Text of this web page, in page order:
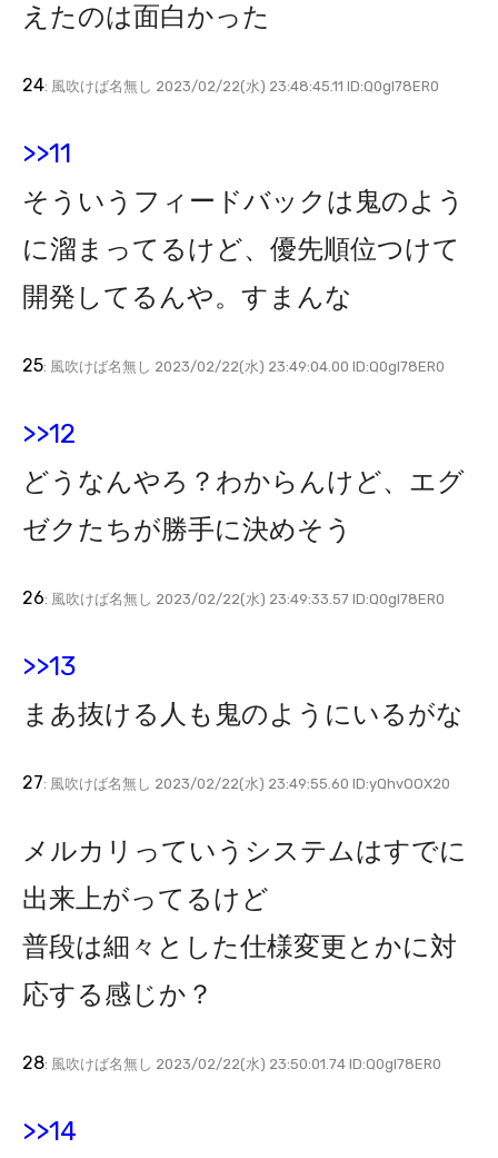
えたのは面白かった
24: 風吹けば名無し 2023/02/22(水) 23:48:45.11 ID:Q0gl78ER0
>>11
そういうフィードバックは鬼のよう
に溜まってるけど、優先順位つけて
開発してるんや。すまんな
25: 風吹けば名無し 2023/02/22(水) 23:49:04.00 ID:Q0gl78ER0
>>12
どうなんやろ？わからんけど、エグ
ゼクたちが勝手に決めそう
26: 風吹けば名無し 2023/02/22(水) 23:49:33.57 ID:Q0gl78ER0
>>13
まあ抜ける人も鬼のようにいるがな
27: 風吹けば名無し 2023/02/22(水) 23:49:55.60 ID:yQhvOOX20
メルカリっていうシステムはすでに
出来上がってるけど
普段は細々とした仕様変更とかに対
応する感じか？
28: 風吹けば名無し 2023/02/22(水) 23:50:01.74 ID:Q0gl78ER0
>>14